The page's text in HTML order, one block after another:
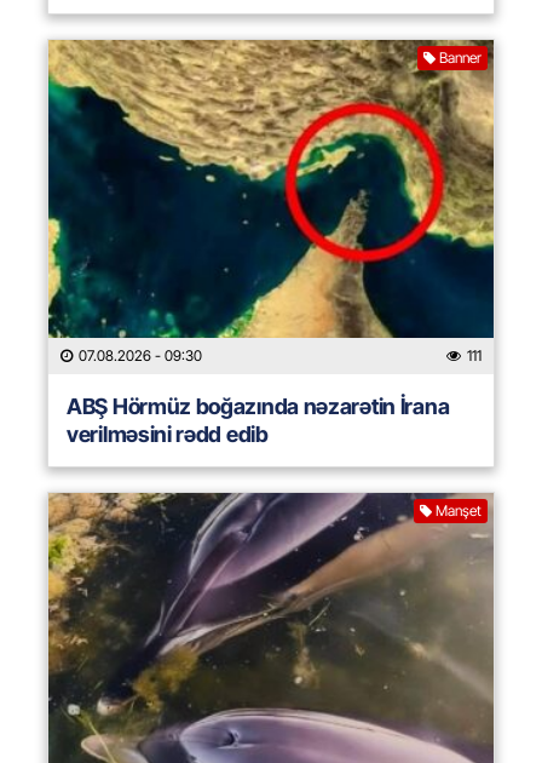
Banner
07.08.2026 - 09:30 111
ABŞ Hörmüz boğazında nəzarətin İrana
verilməsini rədd edib
Manşet